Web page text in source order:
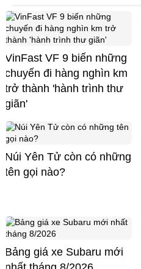
VinFast VF 9 biến những
chuyến đi hàng nghìn km
trở thành 'hành trình thư
giãn'
Núi Yên Tử còn có những
tên gọi nào?
Bảng giá xe Subaru mới